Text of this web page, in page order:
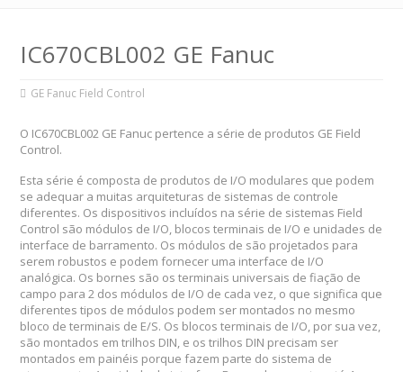
IC670CBL002 GE Fanuc
GE Fanuc Field Control
O IC670CBL002 GE Fanuc pertence a série de produtos GE Field
Control.
Esta série é composta de produtos de I/O modulares que podem
se adequar a muitas arquiteturas de sistemas de controle
diferentes. Os dispositivos incluídos na série de sistemas Field
Control são módulos de I/O, blocos terminais de I/O e unidades de
interface de barramento. Os módulos de são projetados para
serem robustos e podem fornecer uma interface de I/O
analógica. Os bornes são os terminais universais de fiação de
campo para 2 dos módulos de I/O de cada vez, o que significa que
diferentes tipos de módulos podem ser montados no mesmo
bloco de terminais de E/S. Os blocos terminais de I/O, por sua vez,
são montados em trilhos DIN, e os trilhos DIN precisam ser
montados em painéis porque fazem parte do sistema de